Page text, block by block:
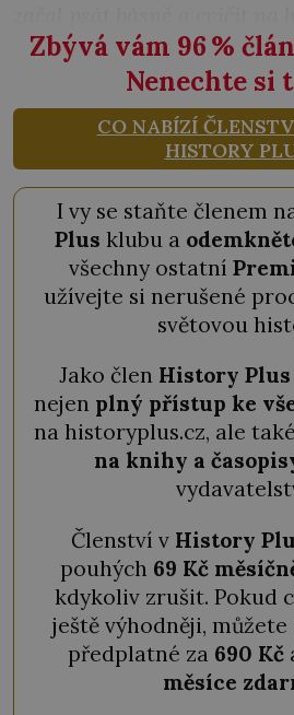
Zbývá vám 96%
Nenechte si
CO NABÍZÍ
HISTORY
I vy se staňte členem
Plus klubu a
všechny ostatní
užívejte si nerušené
světovou
Jako člen History Plus
nejen plný přístup ke
na historyplus.cz, ale také
na knihy a
Členství v History
pouhých 69 Kč
kdykoliv zrušit. Pokud
ještě výhodněji,
předplatné za 690 Kč
měsíce